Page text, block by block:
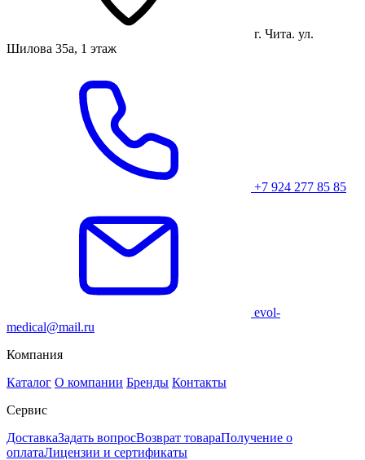
г. Чита. ул.
Шилова 35а, 1 этаж
+7 924 277 85 85
evol-
medical@mail.ru
Компания
Каталог О компании Бренды Контакты
Сервис
ДоставкаЗадать вопросВозврат товараПолучение о
оплатаЛицензии и сертификаты